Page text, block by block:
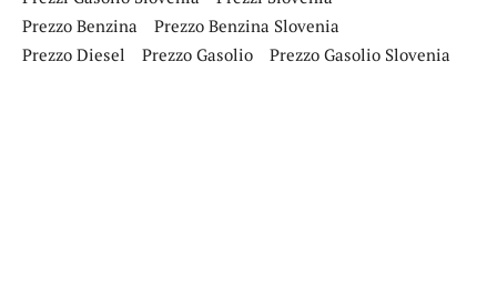
Prezzo Benzina
Prezzo Benzina Slovenia
Prezzo Diesel
Prezzo Gasolio Prezzo Gasolio Slovenia